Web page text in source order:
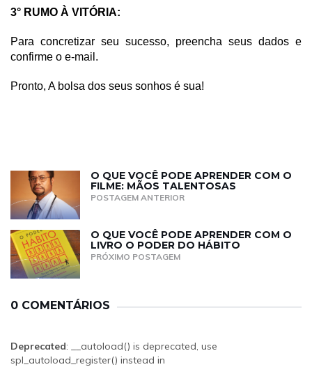
3° RUMO À VITÓRIA:
Para concretizar seu sucesso, preencha seus dados e
confirme o e-mail.
Pronto, A bolsa dos seus sonhos é sua!
O QUE VOCÊ PODE APRENDER COM O
FILME: MÃOS TALENTOSAS
POSTAGEM ANTERIOR
O QUE VOCÊ PODE APRENDER COM O
LIVRO O PODER DO HÁBITO
PRÓXIMO POSTAGEM
0 COMENTÁRIOS
Deprecated: __autoload() is deprecated, use
spl_autoload_register() instead in